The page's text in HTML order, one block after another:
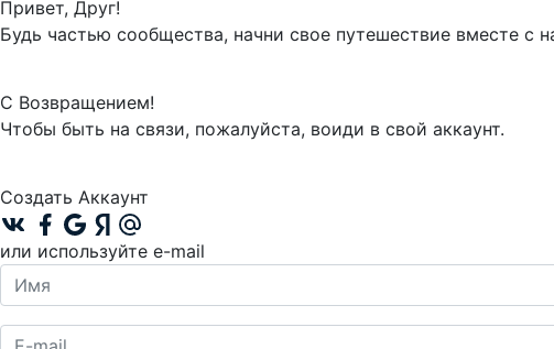
Привет, Друг!
Будь частью сообщества, начни свое путешествие вместе с
С Возвращением!
Чтобы быть на связи, пожалуйста, воиди в свой аккаунт.
Создать Аккаунт
или используйте e-mail